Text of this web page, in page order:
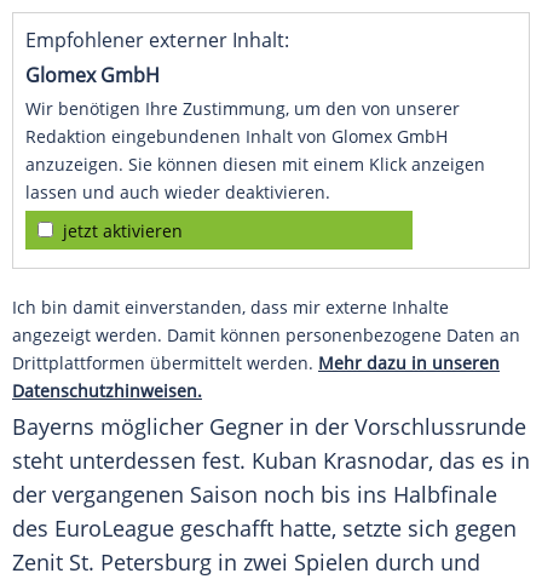
Empfohlener externer Inhalt:
Glomex GmbH
Wir benötigen Ihre Zustimmung, um den von unserer
Redaktion eingebundenen Inhalt von Glomex GmbH
anzuzeigen. Sie können diesen mit einem Klick anzeigen
lassen und auch wieder deaktivieren.
jetzt aktivieren
Ich bin damit einverstanden, dass mir externe Inhalte
angezeigt werden. Damit können personenbezogene Daten an
Drittplattformen übermittelt werden. Mehr dazu in unseren
Datenschutzhinweisen.
Bayerns möglicher Gegner in der Vorschlussrunde
steht unterdessen fest. Kuban Krasnodar, das es in
der vergangenen Saison noch bis ins Halbfinale
des EuroLeague geschafft hatte, setzte sich gegen
Zenit St. Petersburg in zwei Spielen durch und